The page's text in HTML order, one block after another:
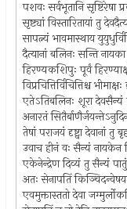
पशवः सर्वभूतानि सृष्टिरेषा
सृष्ट्यां विस्तारितायां तु
सापत्न्यं भावमास्थाय
दैत्यानां बलिनः सन्ति नायका
हिरण्यकशिपुः पूर्वं
विप्रचित्तिर्विचित्तिश्च
एतेऽतिबलिनः शूरा देवसैन्यं
अनारतं
तेषां पराजयं दृष्ट्वा देवानां तु
उवाच हीनं वः सैन्यं नायकेन
एकेनेन्द्रेण दिव्यं तु सैन्यं
अतः सेनापतिं
एवमुक्तास्ततो देवा